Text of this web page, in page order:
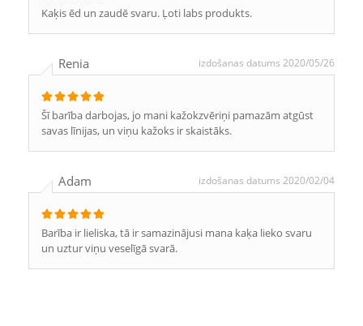
Kaķis ēd un zaudē svaru. Ļoti labs produkts.
Renia izdošanas datums 2020/05/26
Šī barība darbojas, jo mani kažokzvēriņi pamazām atgūst
savas līnijas, un viņu kažoks ir skaistāks.
Adam izdošanas datums 2020/02/04
Barība ir lieliska, tā ir samazinājusi mana kaķa lieko svaru
un uztur viņu veselīgā svarā.